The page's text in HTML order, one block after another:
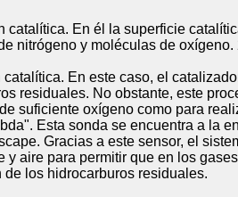
catalítica. En él la superficie
nitrógeno y moléculas de oxígeno.
catalítica. En este caso, el
residuales. No obstante, este
suficiente oxígeno como para
Esta sonda se encuentra a la
Gracias a este sensor, el
y aire para permitir que en los
de los hidrocarburos residuales.